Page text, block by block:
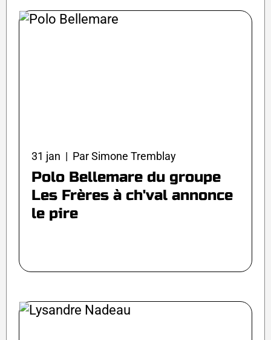
31 jan | Par Simone Tremblay
Polo Bellemare du groupe
Les Frères à ch'val annonce
le pire